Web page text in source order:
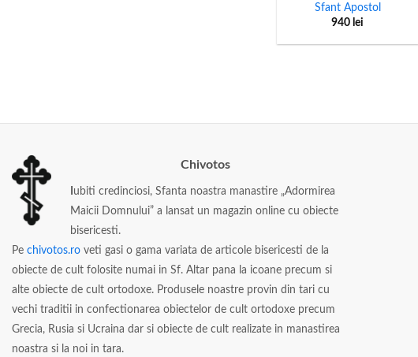
Sfant Apostol
940 lei
Chivotos
ubiti credinciosi, Sfanta noastra manastire „Adormirea
Maicii Domnului” a lansat un magazin online cu obiecte
bisericesti.
Pe chivotos.ro veti gasi o gama variata de articole bisericesti de la
obiecte de cult folosite numai in Sf. Altar pana la icoane precum si
alte obiecte de cult ortodoxe. Produsele noastre provin din tari cu
vechi traditii in confectionarea obiectelor de cult ortodoxe precum
Grecia, Rusia si Ucraina dar si obiecte de cult realizate in manastirea
noastra si la noi in tara.